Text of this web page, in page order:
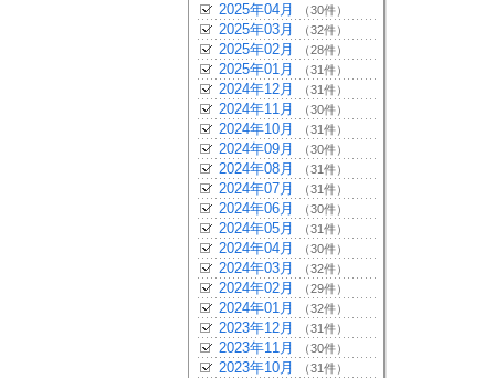
2025年04月 （30件）
2025年03月 （32件）
2025年02月 （28件）
2025年01月 （31件）
2024年12月 （31件）
2024年11月 （30件）
2024年10月 （31件）
2024年09月 （30件）
2024年08月 （31件）
2024年07月 （31件）
2024年06月 （30件）
2024年05月 （31件）
2024年04月 （30件）
2024年03月 （32件）
2024年02月 （29件）
2024年01月 （32件）
2023年12月 （31件）
2023年11月 （30件）
2023年10月 （31件）